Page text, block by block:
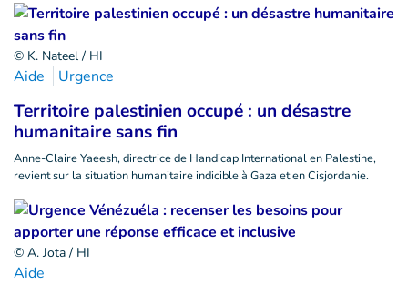
© K. Nateel / HI
Aide Urgence
Territoire palestinien occupé : un désastre
humanitaire sans fin
Anne-Claire Yaeesh, directrice de Handicap International en Palestine,
revient sur la situation humanitaire indicible à Gaza et en Cisjordanie.
© A. Jota / HI
Aide